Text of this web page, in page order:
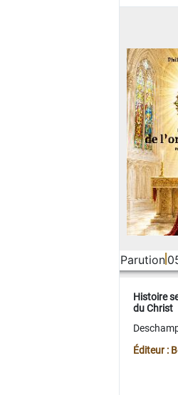
Parution
Histoire
du Christ
Éditeur :